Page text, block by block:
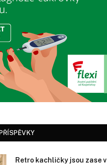
Retro kachličky jsou zase v